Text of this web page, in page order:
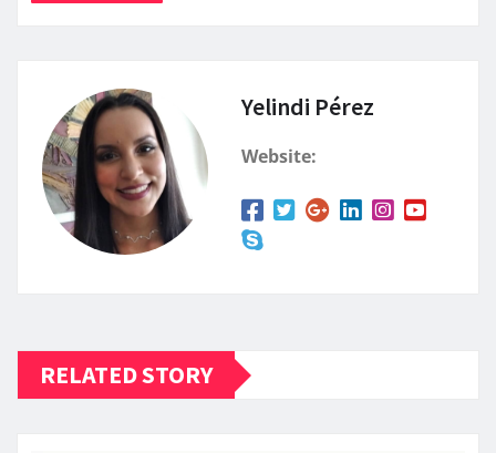
Yelindi Pérez
Website:
RELATED STORY